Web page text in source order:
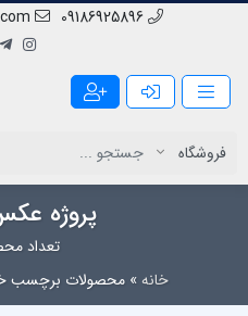
09186925896
پروژه
تعداد
خانه» محصولات برچسب